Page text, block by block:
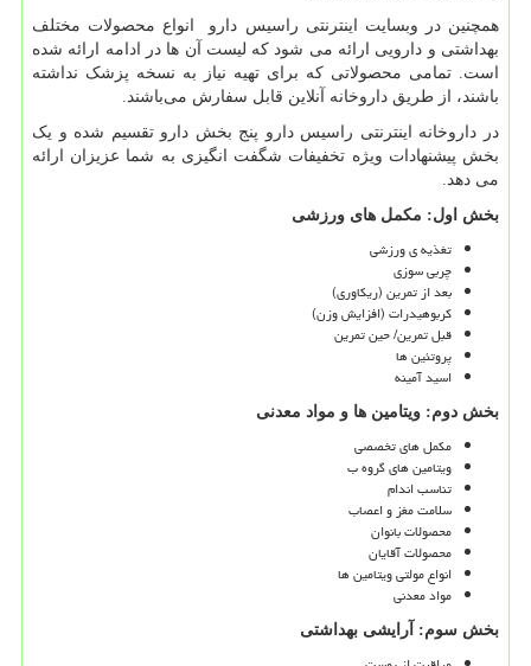
همچنین در وبسایت اینترنتی راسیس دارو انواع محصولات مختلف
بهداشتی و دارویی ارائه می شود که لیست آن ها در ادامه ارائه شده
است. تمامی محصولاتی که برای تهیه نیاز به نسخه پزشک نداشته
باشند، از طریق داروخانه آنلاین قابل سفارش می‌باشند.
در داروخانه اینترنتی راسیس دارو پنج بخش دارو تقسیم شده و یک
بخش پیشنهادات ویژه تخفیفات شگفت انگیزی به شما عزیزان ارائه
می دهد.
بخش اول: مکمل های ورزشی
تغذیه ی ورزشی
چربی سوزی
بعد از تمرین (ریکاوری)
کربوهیدرات (افزایش وزن)
قبل تمرین/ حین تمرین
پروتئین ها
اسید آمینه
بخش دوم: ویتامین ها و مواد معدنی
مکمل های تخصصی
ویتامین های گروه ب
تناسب اندام
سلامت مغز و اعصاب
محصولات بانوان
محصولات آقایان
انواع مولتی ویتامین ها
مواد معدنی
بخش سوم: آرایشی بهداشتی